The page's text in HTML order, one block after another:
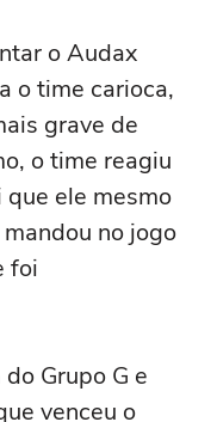
o Audax
o time carioca,
grave de
o time reagiu
ele mesmo
no jogo
foi
Grupo G e
venceu o